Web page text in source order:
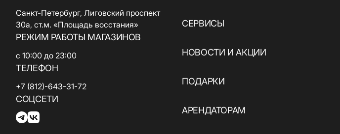
Санкт-Петербург, Лиговский проспект
30а, ст.м. «Площадь восстания»
РЕЖИМ РАБОТЫ МАГАЗИНОВ
с 10:00 до 23:00
ТЕЛЕФОН
+7 (812)-643-31-72
СОЦСЕТИ
СЕРВИСЫ
НОВОСТИ И АКЦИИ
ПОДАРКИ
АРЕНДАТОРАМ